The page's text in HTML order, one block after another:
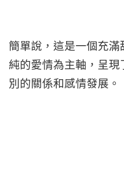
簡單說，這是一個充
純的愛情為主軸，呈
別的關係和感情發展。